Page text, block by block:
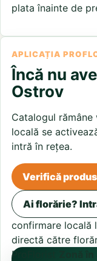
plata înainte de
APLICAȚIA
Încă nu
Ostrov
Catalogul
locală se
intră în rețea.
Verifică
Ai florărie?
confirmare locală
directă către
ProFlorist
Zonă